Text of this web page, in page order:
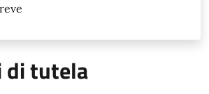
di tutela